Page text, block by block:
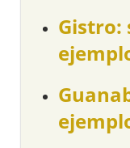
Gistro: